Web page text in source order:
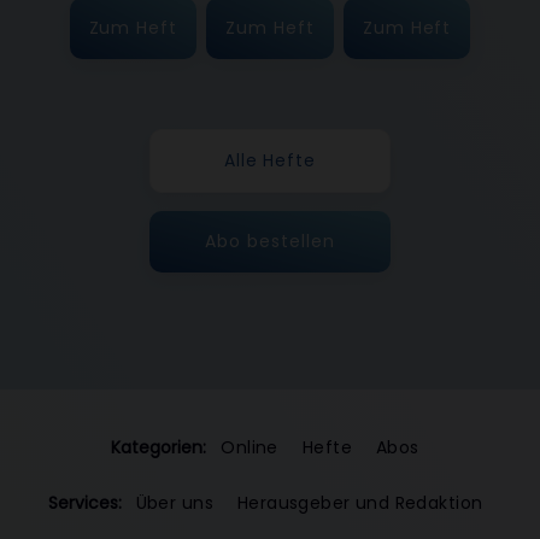
Zum Heft Zum Heft Zum Heft
Alle Hefte
Abo bestellen
Kategorien: Online Hefte Abos
Services: Über uns
Herausgeber und Redaktion